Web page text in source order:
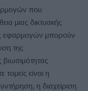
που
μιας δικτυακής
εφαρμογών μπορούν
της
βιωσιμότητας
είναι η
η διαχείριση